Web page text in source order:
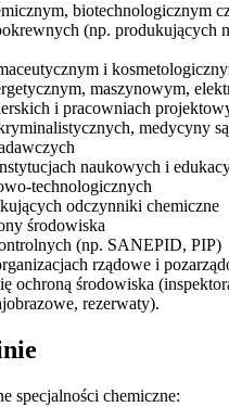
biotechnologicznym
(np. produkujących
i
maszynowym,
i pracowniach
medycyny
naukowych i
technologicznych
odczynniki chemiczne
środowiska
(np. SANEPID, PIP)
rządowe i
ochroną środowiska
rezerwaty).
specjalności chemiczne: